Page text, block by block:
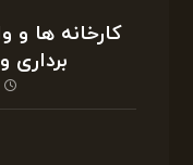
کارخانه ها و
برداری